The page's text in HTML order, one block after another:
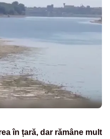
în țară, dar rămâne mult